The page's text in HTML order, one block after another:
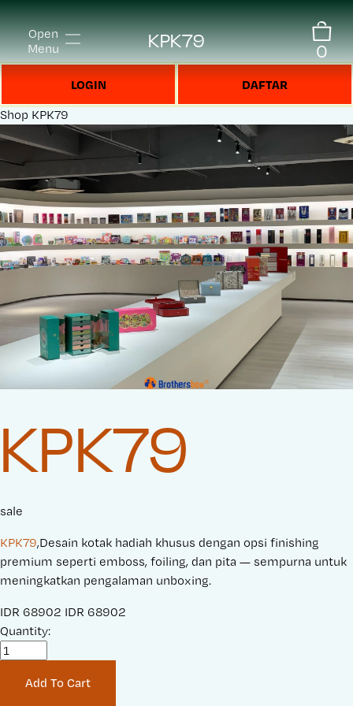
Open
Menu
KPK79 0
LOGIN DAFTAR
Shop KPK79
KPK79
sale
KPK79,Desain kotak hadiah khusus dengan opsi finishing
premium seperti emboss, foiling, dan pita — sempurna untuk
meningkatkan pengalaman unboxing.
S
a
IDR 68902 O
i
IDR 68902
Quantity:
Add To Cart